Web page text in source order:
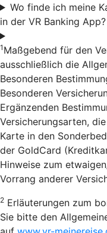
Wo finde ich meine
in der VR Banking App?
1 Maßgebend für den
ausschließlich die
Besonderen
Besonderen
Ergänzenden
Versicherungsarten,
Karte in den
der GoldCard
Hinweise zum
Vorrang anderer
2 Erläuterungen zum
Sie bitte den